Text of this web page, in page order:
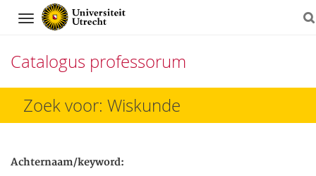
Navigation
Catalogus professorum
Direct
naar
inhoud
Zoek voor: Wiskunde
Achternaam/keyword: